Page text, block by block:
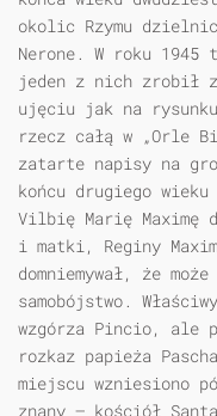
okolic Rzymu
Nerone. W roku
jeden z nich zrobił
ujęciu jak na
rzecz całą w „Orle
zatarte napisy na
końcu drugiego
Vilbię Marię Maximę
i matki, Reginy
domniemywał, że
samobójstwo.
wzgórza Pincio, ale
rozkaz papieża
miejscu wzniesiono
znany — kościół